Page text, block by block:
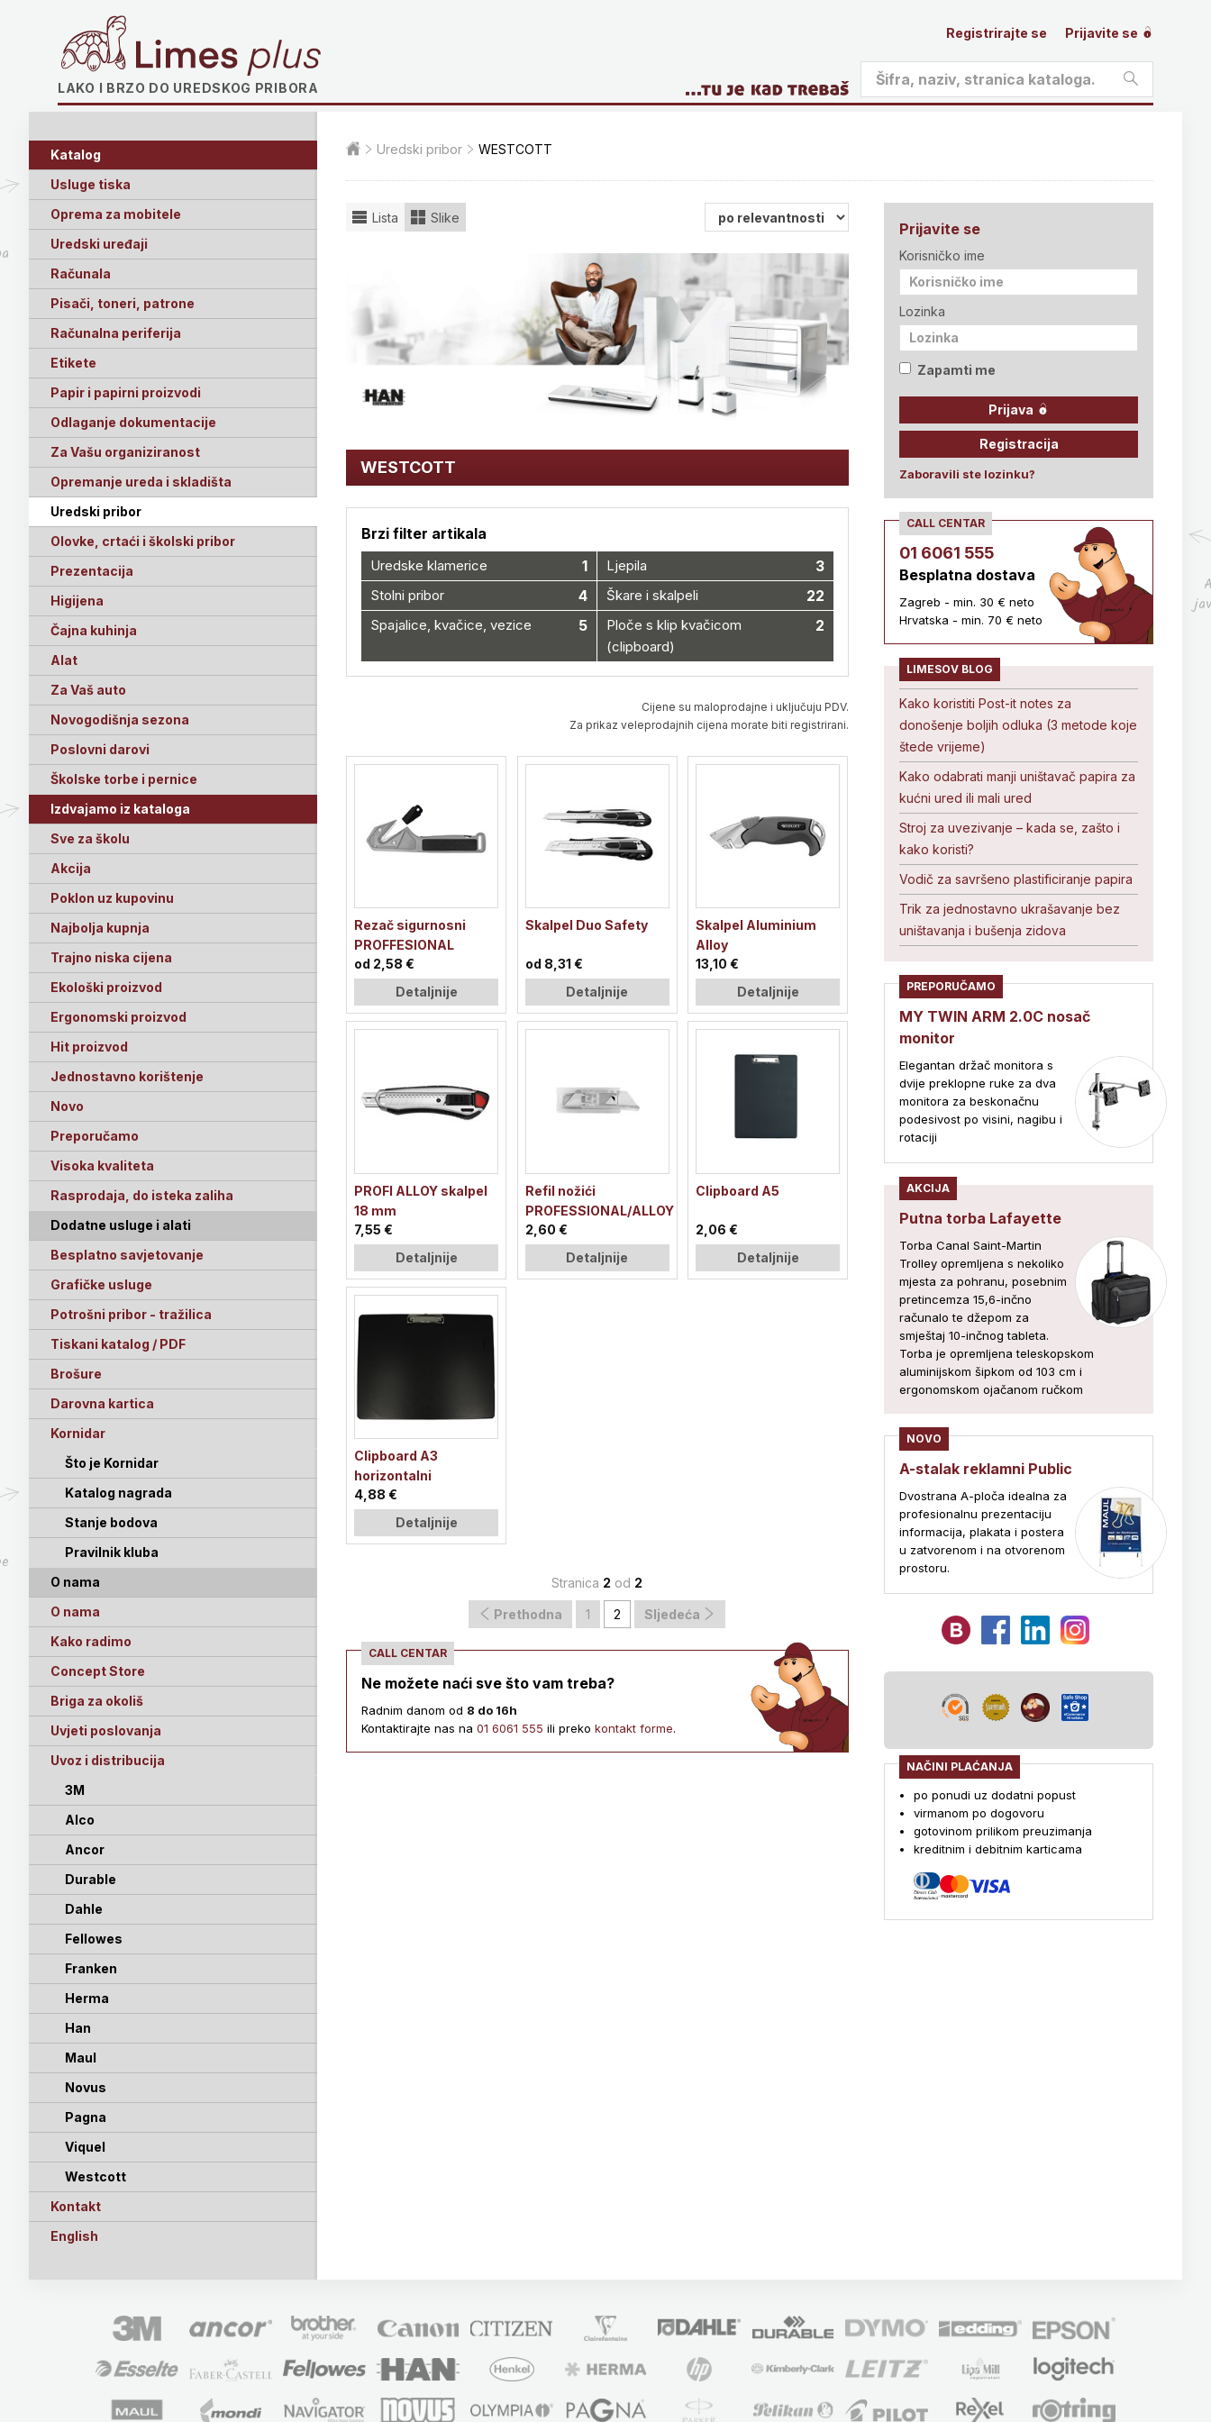
LAKO I BRZO DO UREDSKOG PRIBORA
Registrirajte se Prijavite se
Katalog
Usluge tiska
Oprema za mobitele
Uredski uređaji
Računala
Pisači, toneri, patrone
Računalna periferija
Etikete
Papir i papirni proizvodi
Odlaganje dokumentacije
Za Vašu organiziranost
Opremanje ureda i skladišta
Uredski pribor
Olovke, crtaći i školski pribor
Prezentacija
Higijena
Čajna kuhinja
Alat
Za Vaš auto
Novogodišnja sezona
Poslovni darovi
Školske torbe i pernice
Izdvajamo iz kataloga
Sve za školu
Akcija
Poklon uz kupovinu
Najbolja kupnja
Trajno niska cijena
Ekološki proizvod
Ergonomski proizvod
Hit proizvod
Jednostavno korištenje
Novo
Preporučamo
Visoka kvaliteta
Rasprodaja, do isteka zaliha
Dodatne usluge i alati
Besplatno savjetovanje
Grafičke usluge
Potrošni pribor - tražilica
Tiskani katalog / PDF
Brošure
Darovna kartica
Kornidar
Što je Kornidar
Katalog nagrada
Stanje bodova
Pravilnik kluba
O nama
O nama
Kako radimo
Concept Store
Briga za okoliš
Uvjeti poslovanja
Uvoz i distribucija
3M
Alco
Ancor
Durable
Dahle
Fellowes
Franken
Herma
Han
Maul
Novus
Pagna
Viquel
Westcott
Kontakt
English
Uredski pribor WESTCOTT
Lista Slike
WESTCOTT
Brzi filter artikala
Uredske klamerice 1 Ljepila 3
Stolni pribor 4 Škare i skalpeli 22
Spajalice, kvačice, vezice 5
Ploče s klip kvačicom
(clipboard)
2
Cijene su maloprodajne i uključuju PDV.
Za prikaz veleprodajnih cijena morate biti registrirani.
Rezač sigurnosni
PROFFESIONAL
od 2,58 €
Detaljnije
Skalpel Duo Safety
od 8,31 €
Detaljnije
Skalpel Aluminium
Alloy
13,10 €
Detaljnije
PROFI ALLOY skalpel
18 mm
7,55 €
Detaljnije
Refil nožići
PROFESSIONAL/ALLOY
2,60 €
Detaljnije
Clipboard A5
2,06 €
Detaljnije
Clipboard A3
horizontalni
4,88 €
Detaljnije
Stranica 2 od 2
Prethodna 1 2 Sljedeća
CALL CENTAR
Ne možete naći sve što vam treba?
Radnim danom od 8 do 16h
Kontaktirajte nas na 01 6061 555 ili preko kontakt forme.
Prijavite se
Korisničko ime
Lozinka
Zapamti me
Prijava
Registracija
Zaboravili ste lozinku?
CALL CENTAR
01 6061 555
Besplatna dostava
Zagreb - min. 30 € neto
Hrvatska - min. 70 € neto
LIMESOV BLOG
Kako koristiti Post-it notes za
donošenje boljih odluka (3 metode koje
štede vrijeme)
Kako odabrati manji uništavač papira za
kućni ured ili mali ured
Stroj za uvezivanje – kada se, zašto i
kako koristi?
Vodič za savršeno plastificiranje papira
Trik za jednostavno ukrašavanje bez
uništavanja i bušenja zidova
PREPORUČAMO
MY TWIN ARM 2.0C nosač
monitor
Elegantan držač monitora s
dvije preklopne ruke za dva
monitora za beskonačnu
podesivost po visini, nagibu i
rotaciji
AKCIJA
Putna torba Lafayette
Torba Canal Saint-Martin
Trolley opremljena s nekoliko
mjesta za pohranu, posebnim
pretincemza 15,6-inčno
računalo te džepom za
smještaj 10-inčnog tableta.
Torba je opremljena teleskopskom
aluminijskom šipkom od 103 cm i
ergonomskom ojačanom ručkom
NOVO
A-stalak reklamni Public
Dvostrana A-ploča idealna za
profesionalnu prezentaciju
informacija, plakata i postera
u zatvorenom i na otvorenom
prostoru.
NAČINI PLAĆANJA
po ponudi uz dodatni popust
virmanom po dogovoru
gotovinom prilikom preuzimanja
kreditnim i debitnim karticama